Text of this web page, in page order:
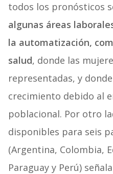
todos los pronósticos
algunas áreas
la automatización,
salud, donde las
representadas, y
crecimiento debido al
poblacional. Por otro
disponibles para seis
(Argentina, Colombia,
Paraguay y Perú)